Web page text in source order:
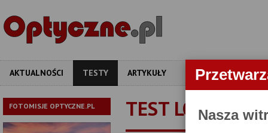
Nasza
AKTUALNOŚCI TESTY ARTYKUŁY APARATY
FOTOMISJE OPTYCZNE.PL TEST LORNETKI